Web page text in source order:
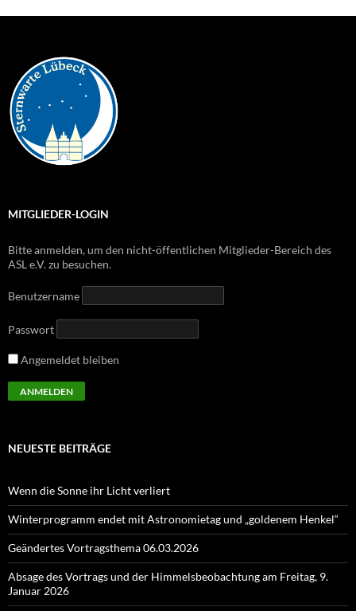
MITGLIEDER-LOGIN
Bitte anmelden, um den nicht-öffentlichen Mitglieder-Bereich des
ASL e.V. zu besuchen.
Benutzername
Passwort
Angemeldet bleiben
NEUESTE BEITRÄGE
Wenn die Sonne ihr Licht verliert
Winterprogramm endet mit Astronomietag und „goldenem Henkel“
Geändertes Vortragsthema 06.03.2026
Absage des Vortrags und der Himmelsbeobachtung am Freitag, 9.
Januar 2026